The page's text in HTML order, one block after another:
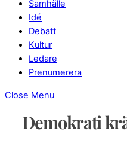
Samhälle
Idé
Debatt
Kultur
Ledare
Prenumerera
Close Menu
Demokrati